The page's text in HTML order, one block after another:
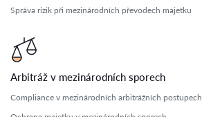
Správa rizik při mezinárodních převodech majetku
Arbitráž v mezinárodních sporech
Compliance v mezinárodních arbitrážních postupech